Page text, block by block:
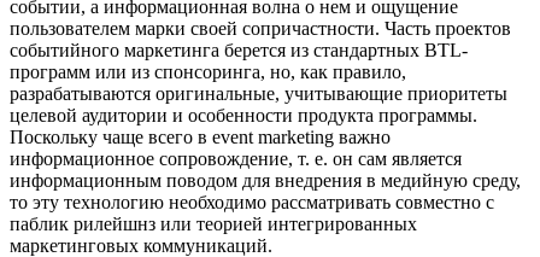
событии, а информационная волна о нем и ощущение
пользователем марки своей сопричастности. Часть проектов
событийного маркетинга берется из стандартных BTL-
программ или из спонсоринга, но, как правило,
разрабатываются оригинальные, учитывающие приоритеты
целевой аудитории и особенности продукта программы.
Поскольку чаще всего в event marketing важно
информационное сопровождение, т. е. он сам является
информационным поводом для внедрения в медийную среду,
то эту технологию необходимо рассматривать совместно с
паблик рилейшнз или теорией интегрированных
маркетинговых коммуникаций.